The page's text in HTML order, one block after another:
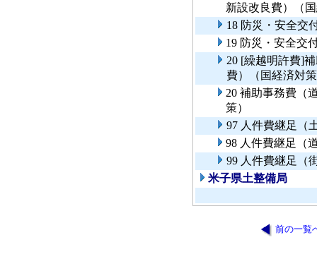
新設改良費）（
18 防災・安全交
19 防災・安全交
20 [繰越明許費]
費）（国経済対
20 補助事務費（
策）
97 人件費継足（
98 人件費継足（
99 人件費継足（
米子県土整備局
前の一覧